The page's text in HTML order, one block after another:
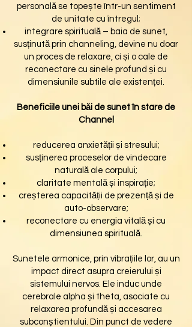
personală se topește într-un sentiment
de unitate cu întregul;
integrare spirituală – baia de sunet,
susținută prin channeling, devine nu doar
un proces de relaxare, ci și o cale de
reconectare cu sinele profund și cu
dimensiunile subtile ale existenței.
Beneficiile unei băi de sunet în stare de
Channel
reducerea anxietății și stresului;
susținerea proceselor de vindecare
naturală ale corpului;
claritate mentală și inspirație;
creșterea capacității de prezență și de
auto-observare;
reconectare cu energia vitală și cu
dimensiunea spirituală.
Sunetele armonice, prin vibrațiile lor, au un
impact direct asupra creierului și
sistemului nervos. Ele induc unde
cerebrale alpha și theta, asociate cu
relaxarea profundă și accesarea
subconștientului. Din punct de vedere